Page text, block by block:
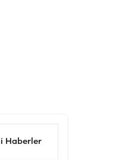
Haberler